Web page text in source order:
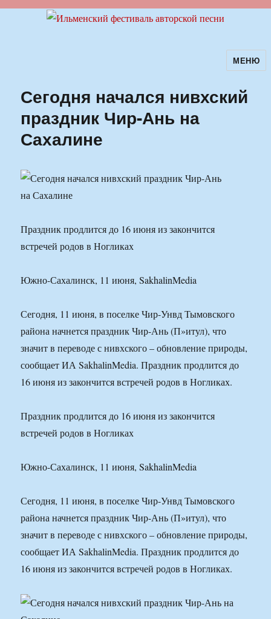
Ильменский фестиваль авторскойМЕНЮ
Сегодня начался нивхский
праздник Чир-Ань на
Сахалине
Праздник продлится до 16 июня из закончится
встречей родов в Ногликах
Южно-Сахалинск, 11 июня, SakhalinMedia
Сегодня, 11 июня, в поселке Чир-Унвд Тымовского
района начнется праздник Чир-Ань (П»итул), что
значит в переводе с нивхского – обновление природы,
сообщает ИА SakhalinMedia. Праздник продлится до
16 июня из закончится встречей родов в Ногликах.
Праздник продлится до 16 июня из закончится
встречей родов в Ногликах
Южно-Сахалинск, 11 июня, SakhalinMedia
Сегодня, 11 июня, в поселке Чир-Унвд Тымовского
района начнется праздник Чир-Ань (П»итул), что
значит в переводе с нивхского – обновление природы,
сообщает ИА SakhalinMedia. Праздник продлится до
16 июня из закончится встречей родов в Ногликах.